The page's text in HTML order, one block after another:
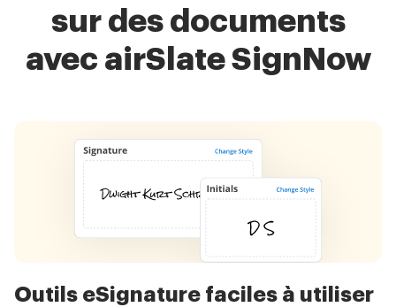
sur des documents
avec airSlate SignNow
Outils eSignature faciles à utiliser